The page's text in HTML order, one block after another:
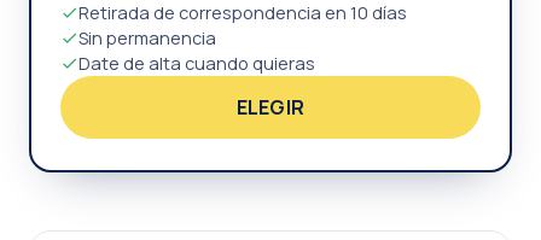
Retirada de correspondencia en 10 días
Sin permanencia
Date de alta cuando quieras
ELEGIR